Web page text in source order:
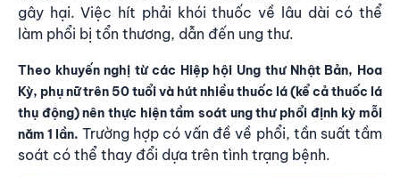
gây hại. Việc hít phải khói thuốc về lâu dài có thể
làm phổi bị tổn thương, dẫn đến ung thư.
Theo khuyến nghị từ các Hiệp hội Ung thư Nhật Bản, Hoa
Kỳ, phụ nữ trên 50 tuổi và hút nhiều thuốc lá (kể cả thuốc lá
thụ động) nên thực hiện tầm soát ung thư phổi định kỳ mỗi
năm 1 lần. Trường hợp có vấn đề về phổi, tần suất tầm
soát có thể thay đổi dựa trên tình trạng bệnh.